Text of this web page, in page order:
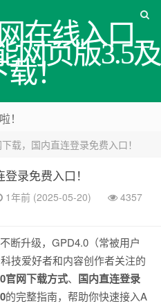
在线入口_
网页版3.5及
载！
！
载，国内直连登录免费入口！
录免费入口！
1年前 (2025-05-20)
4357
断升级，GPD4.0（常被用户
技爱好者和内容创作者关注的
官网下载方式、 国内直连登录
的完整指南，帮助你快速接入A